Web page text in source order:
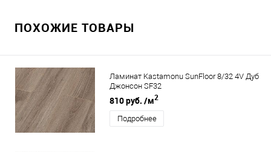
ПОХОЖИЕ ТОВАРЫ
Ламинат Kastamonu SunFloor 8/32 4V Дуб
Джонсон SF32
810 руб. /м2
Подробнее